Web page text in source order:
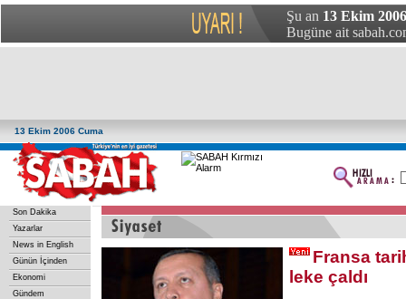
Şu an 13 Ekim
Bugüne ait
13 Ekim 2006 Cuma
Son Dakika
Yazarlar
News in English
Günün İçinden
Ekonomi
Gündem
Fransa
leke çaldı